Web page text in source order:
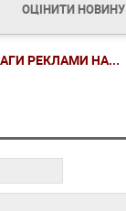
ОЦІНИТИ НОВИНУ
РЕКЛАМИ НА...